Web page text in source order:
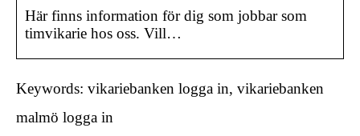
Här finns information för dig som jobbar som
timvikarie hos oss. Vill…
Keywords: vikariebanken logga in, vikariebanken
malmö logga in